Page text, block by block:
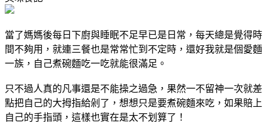
當了媽媽後每日下廚與睡眠不足早已是日常，每天總是覺得時
間不夠用，就連三餐也是常常忙到不定時，還好我就是個愛麵
一族，自己煮碗麵吃一吃就能很滿足。
只不過人真的凡事還是不能操之過急，果然一不留神一次就差
點把自己的大拇指給剁了，想想只是要煮碗麵來吃，如果賠上
自己的手指頭，這樣也實在是太不划算了！